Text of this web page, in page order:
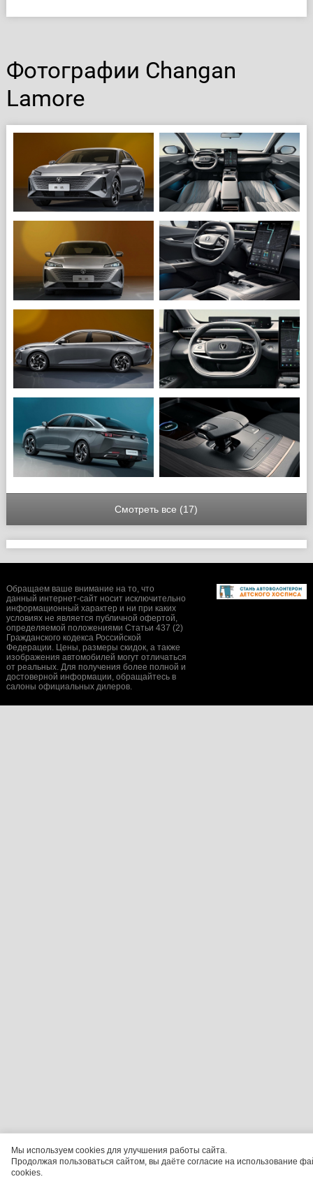
Фотографии Changan
Lamore
Смотреть все (17)
Мы используем cookies для улучшения работы сайта.
Продолжая пользоваться сайтом, вы даёте согласие на использование
cookies.
Обращаем ваше внимание на то, что
данный интернет-сайт носит исключительно
информационный характер и ни при каких
условиях не является публичной офертой,
определяемой положениями Статьи 437 (2)
Гражданского кодекса Российской
Федерации. Цены, размеры скидок, а также
изображения автомобилей могут отличаться
от реальных. Для получения более полной и
достоверной информации, обращайтесь в
салоны официальных дилеров.